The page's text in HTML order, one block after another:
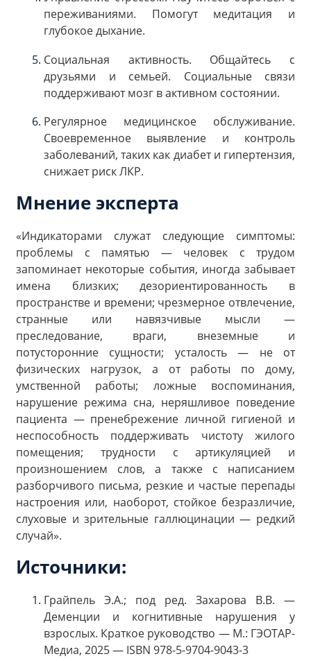
переживаниями. Помогут медитация и
глубокое дыхание.
Социальная активность. Общайтесь с
друзьями и семьей. Социальные связи
поддерживают мозг в активном состоянии.
Регулярное медицинское обслуживание.
Своевременное выявление и контроль
заболеваний, таких как диабет и гипертензия,
снижает риск ЛКР.
Мнение эксперта
«Индикаторами служат следующие симптомы:
проблемы с памятью — человек с трудом
запоминает некоторые события, иногда забывает
имена близких; дезориентированность в
пространстве и времени; чрезмерное отвлечение,
странные или навязчивые мысли —
преследование, враги, внеземные и
потусторонние сущности; усталость — не от
физических нагрузок, а от работы по дому,
умственной работы; ложные воспоминания,
нарушение режима сна, неряшливое поведение
пациента — пренебрежение личной гигиеной и
неспособность поддерживать чистоту жилого
помещения; трудности с артикуляцией и
произношением слов, а также с написанием
разборчивого письма, резкие и частые перепады
настроения или, наоборот, стойкое безразличие,
слуховые и зрительные галлюцинации — редкий
случай».
Источники:
Грайпель Э.А.; под ред. Захарова В.В. —
Деменции и когнитивные нарушения у
взрослых. Краткое руководство — М.: ГЭОТАР-
Медиа, 2025 — ISBN 978-5-9704-9043-3